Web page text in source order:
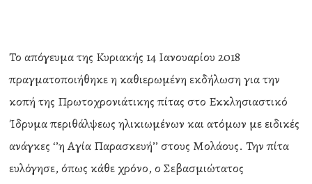
Το απόγευμα της Κυριακής 14 Ιανουαρίου 2018
πραγματοποιήθηκε η καθιερωμένη εκδήλωση για την
κοπή της Πρωτοχρονιάτικης πίτας στο Εκκλησιαστικό
Ίδρυμα περιθάλψεως ηλικιωμένων και ατόμων με ειδικές
ανάγκες ‘’η Αγία Παρασκευή’’ στους Μολάους. Την πίτα
ευλόγησε, όπως κάθε χρόνο, ο Σεβασμιώτατος